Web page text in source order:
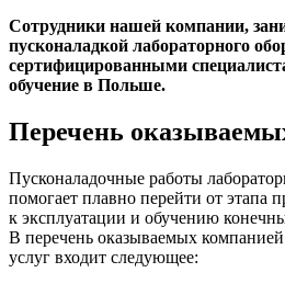
Сотрудники нашей компании,
пусконаладкой лабораторного
сертифицированными
обучение в Польше.
Перечень
Пусконаладочные работы
помогает плавно перейти от этапа
к эксплуатации и обучению
В перечень оказываемых
услуг входит следующее: